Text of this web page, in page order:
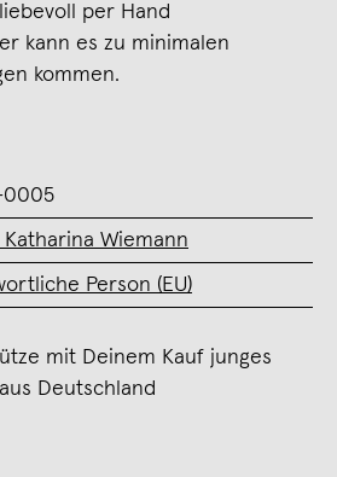
per Hand
kann es zu minimalen
kommen.
0005
Katharina Wiemann
Person (EU)
mit Deinem Kauf junges
Deutschland